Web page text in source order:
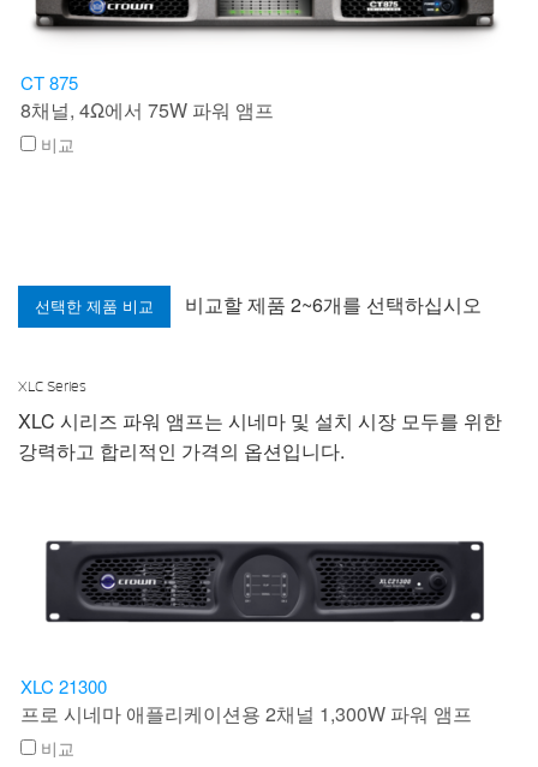
CT 875
8채널, 4Ω에서 75W 파워 앰프
비교
비교할 제품 2~6개를 선택하십시오
XLC Series
XLC 시리즈 파워 앰프는 시네마 및 설치 시장 모두를 위한
강력하고 합리적인 가격의 옵션입니다.
XLC 21300
프로 시네마 애플리케이션용 2채널 1,300W 파워 앰프
비교